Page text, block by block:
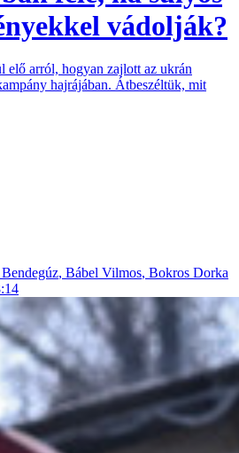
vádolják?
elő arról, hogyan zajlott az ukrán
hajrájában. Átbeszéltük, mit
, Bábel Vilmos, Bokros Dorka